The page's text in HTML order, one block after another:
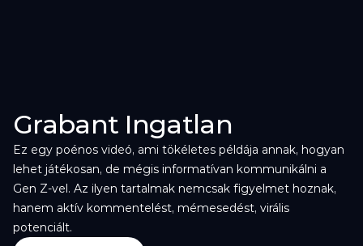
Grabant Ingatlan
Ez egy poénos videó, ami tökéletes példája annak, hogyan
lehet játékosan, de mégis informatívan kommunikálni a
Gen Z-vel. Az ilyen tartalmak nemcsak figyelmet hoznak,
hanem aktív kommentelést, mémesedést, virális
potenciált.